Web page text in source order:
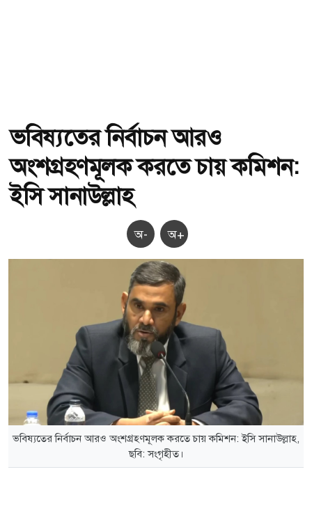
ভবিষ্যতের নির্বাচন আরও
অংশগ্রহণমূলক করতে চায় কমিশন:
ইসি সানাউল্লাহ
অ- অ+
ভবিষ্যতের নির্বাচন আরও অংশগ্রহণমূলক করতে চায় কমিশন: ইসি সানাউল্লাহ,
ছবি: সংগৃহীত।